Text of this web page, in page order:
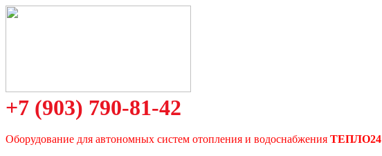
+7 (903) 790-81-42
Оборудование для автономных систем отопления и водоснабжения ТЕПЛО24